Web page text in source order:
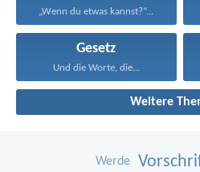
„Wenn du etwas kannst?“...
Gesetz
Und die Worte, die...
Weitere
Werde